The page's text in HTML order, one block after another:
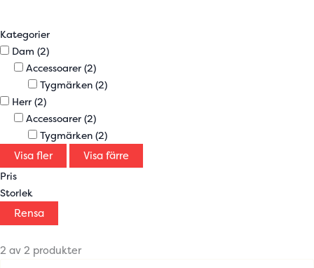
Kategorier
Dam (2)
Accessoarer (2)
Tygmärken (2)
Herr (2)
Accessoarer (2)
Tygmärken (2)
Visa fler Visa färre
Pris
Storlek
Rensa
2 av 2 produkter